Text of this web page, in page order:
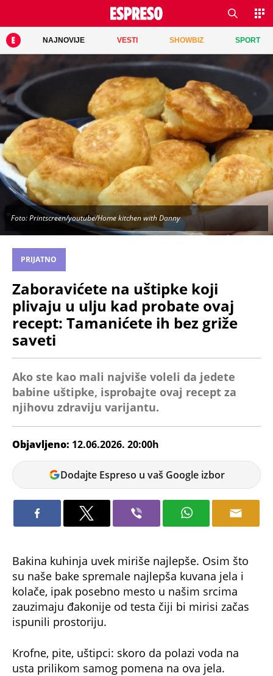
NAJNOVIJE VESTI SHOWBIZ SPORT
Foto: Printscreen/youtube/Home kitchen with Danny
PRIJATNO
Zaboravićete na uštipke koji
plivaju u ulju kad probate ovaj
recept: Tamanićete ih bez griže
saveti
Ako ste kao mali najviše voleli da jedete
babine uštipke, isprobajte ovaj recept za
njihovu zdraviju varijantu.
Objavljeno: 12.06.2026. 20:00h
Bojana
Savić
Dodajte Espreso u vaš Google izbor
Bakina kuhinja uvek miriše najlepše. Osim što
su naše bake spremale najlepša kuvana jela i
kolače, ipak posebno mesto u našim srcima
zauzimaju đakonije od testa čiji bi mirisi začas
ispunili prostoriju.
Krofne, pite, uštipci: skoro da polazi voda na
usta prilikom samog pomena na ova jela.